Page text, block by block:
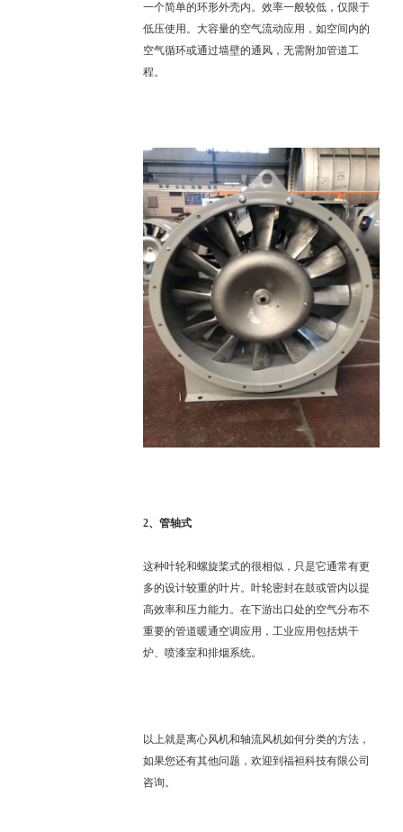
一个简单的环形外壳内。效率一般较低，仅限于
低压使用。大容量的空气流动应用，如空间内的
空气循环或通过墙壁的通风，无需附加管道工
程。
2、管轴式
这种叶轮和螺旋桨式的很相似，只是它通常有更
多的设计较重的叶片。叶轮密封在鼓或管内以提
高效率和压力能力。在下游出口处的空气分布不
重要的管道暖通空调应用，工业应用包括烘干
炉、喷漆室和排烟系统。
以上就是离心风机和轴流风机如何分类的方法，
如果您还有其他问题，欢迎到福袒科技有限公司
咨询。